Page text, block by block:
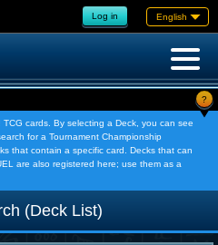
Log in English
?
cards. By selecting a Deck, you can see
for a Tournament Championship
that contain a specific card. Decks that can
are also registered here; use them as a
(Deck List)